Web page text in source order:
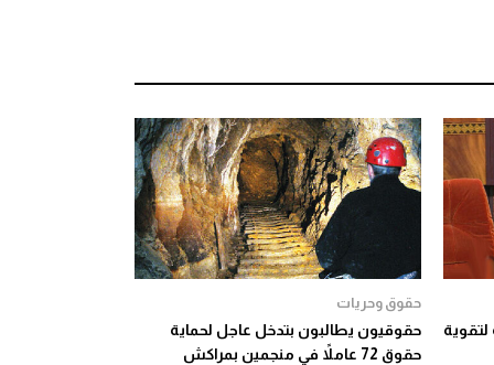
لتقوية
حقوق وحريات
حقوقيون يطالبون بتدخل عاجل لحماية
حقوق 72 عاملاً في منجمين بمراكش